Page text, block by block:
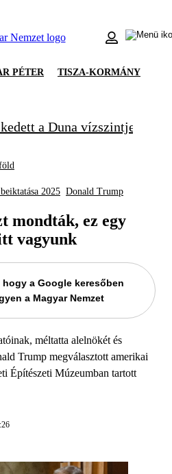
PÉTER TISZA-KORMÁNY
a Duna vízszintje,
2025 Donald Trump
mondták, ez egy
vagyunk
a Google keresőben
a Magyar Nemzet
méltatta alelnökét és
Trump megválasztott amerikai
Építészeti Múzeumban tartott